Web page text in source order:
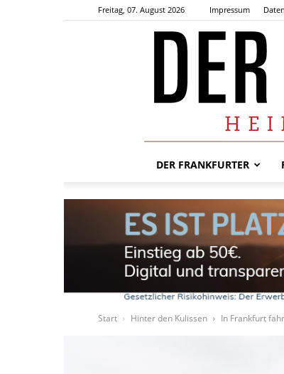
Freitag, 07. August 2026 Impressum
DER FRANKFURTER
Start Hinter den Kulissen In Frankfurt